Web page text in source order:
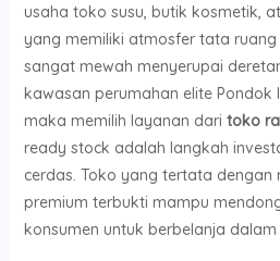
usaha toko susu, butik kosmetik,
yang memiliki atmosfer tata ruang
sangat mewah menyerupai
kawasan perumahan elite Pondok
maka memilih layanan dari toko
ready stock adalah langkah
cerdas. Toko yang tertata dengan
premium terbukti mampu
konsumen untuk berbelanja